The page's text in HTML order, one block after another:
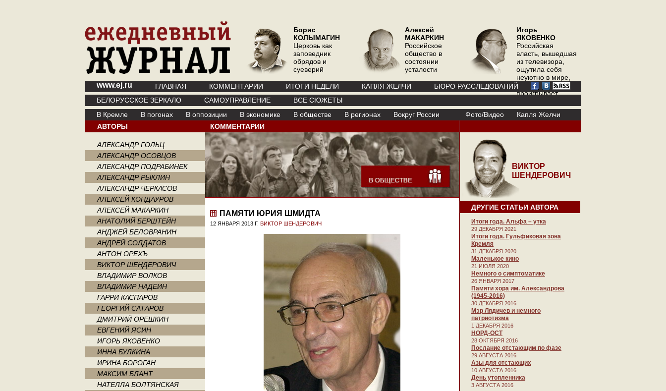
Борис
КОЛЫМАГИН
Церковь как
заповедник
обрядов и
суеверий
Алексей
МАКАРКИН
Российское
общество в
состоянии
усталости
Игорь
ЯКОВЕНКО
Российская
власть, вышедшая
из телевизора,
ощутила себя
неуютно в мире,
где телевизор
проигрывает
www.ej.ru ГЛАВНАЯ КОММЕНТАРИИ ИТОГИ НЕДЕЛИ КАПЛЯ ЖЕЛЧИ
БЮРО РАССЛЕДОВАНИЙ
БЕЛОРУССКОЕ ЗЕРКАЛО
САМОУПРАВЛЕНИЕ
ВСЕ СЮЖЕТЫ
В Кремле
В погонах В оппозиции В экономике В обществе В регионах Вокруг России Фото/Видео
Капля Желчи
АВТОРЫ
АЛЕКСАНДР ГОЛЬЦ
АЛЕКСАНДР ОСОВЦОВ
АЛЕКСАНДР ПОДРАБИНЕК
АЛЕКСАНДР РЫКЛИН
АЛЕКСАНДР ЧЕРКАСОВ
АЛЕКСЕЙ КОНДАУРОВ
АЛЕКСЕЙ МАКАРКИН
АНАТОЛИЙ БЕРШТЕЙН
АНДЖЕЙ БЕЛОВРАНИН
АНДРЕЙ СОЛДАТОВ
АНТОН ОРЕХЪ
ВИКТОР ШЕНДЕРОВИЧ
ВЛАДИМИР ВОЛКОВ
ВЛАДИМИР НАДЕИН
ГАРРИ КАСПАРОВ
ГЕОРГИЙ САТАРОВ
ДМИТРИЙ ОРЕШКИН
ЕВГЕНИЙ ЯСИН
ИГОРЬ ЯКОВЕНКО
ИННА БУЛКИНА
ИРИНА БОРОГАН
МАКСИМ БЛАНТ
НАТЕЛЛА БОЛТЯНСКАЯ
КОММЕНТАРИИ
ПАМЯТИ ЮРИЯ ШМИДТА
12 ЯНВАРЯ 2013 Г. ВИКТОР ШЕНДЕРОВИЧ
ВИКТОР
ШЕНДЕРОВИЧ
ДРУГИЕ СТАТЬИ АВТОРА
Итоги года. Альфа – утка
29 ДЕКАБРЯ 2021
Итоги года. Гульфиковая зона
Кремля
31 ДЕКАБРЯ 2020
Маленькое кино
21 ИЮЛЯ 2020
Немного о симптоматике
26 ЯНВАРЯ 2017
Памяти хора им. Александрова
(1945-2016)
30 ДЕКАБРЯ 2016
Мэр Лядичев и немного
патриотизма
1 ДЕКАБРЯ 2016
НОРД-ОСТ
28 ОКТЯБРЯ 2016
Послание отстающим по фазе
29 АВГУСТА 2016
Азы для отстающих
10 АВГУСТА 2016
День утопленника
3 АВГУСТА 2016